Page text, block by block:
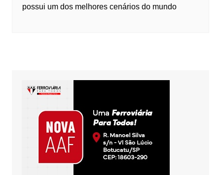
possui um dos melhores cenários do mundo